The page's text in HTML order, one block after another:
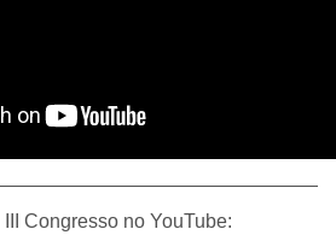
Congresso no YouTube: